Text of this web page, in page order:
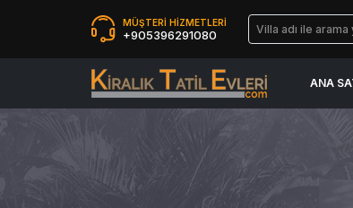
MÜŞTERİ HİZMETLERİ
+905396291080
ANA